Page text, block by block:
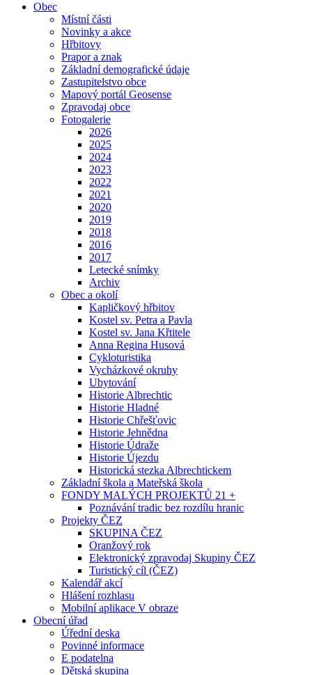
Obec
Místní části
Novinky a akce
Hřbitovy
Prapor a znak
Základní demografické údaje
Zastupitelstvo obce
Mapový portál Geosense
Zpravodaj obce
Fotogalerie
2026
2025
2024
2023
2022
2021
2020
2019
2018
2016
2017
Letecké snímky
Archiv
Obec a okolí
Kapličkový hřbitov
Kostel sv. Petra a Pavla
Kostel sv. Jana Křtitele
Anna Regina Husová
Cykloturistika
Vycházkové okruhy
Ubytování
Historie Albrechtic
Historie Hladné
Historie Chřešťovic
Historie Jehnědna
Historie Údraže
Historie Újezdu
Historická stezka Albrechtickem
Základní škola a Mateřská škola
FONDY MALÝCH PROJEKTŮ 21 +
Poznávání tradic bez rozdílu hranic
Projekty ČEZ
SKUPINA ČEZ
Oranžový rok
Elektronický zpravodaj Skupiny ČEZ
Turistický cíl (ČEZ)
Kalendář akcí
Hlášení rozhlasu
Mobilní aplikace V obraze
Obecní úřad
Úřední deska
Povinné informace
E podatelna
Dětská skupina